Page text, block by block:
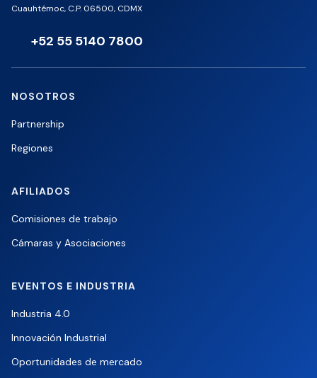
Cuauhtémoc, C.P. 06500, CDMX
+52 55 5140 7800
NOSOTROS
Partnership
Regiones
AFILIADOS
Comisiones de trabajo
Cámaras y Asociaciones
EVENTOS E INDUSTRIA
Industria 4.0
Innovación Industrial
Oportunidades de mercado